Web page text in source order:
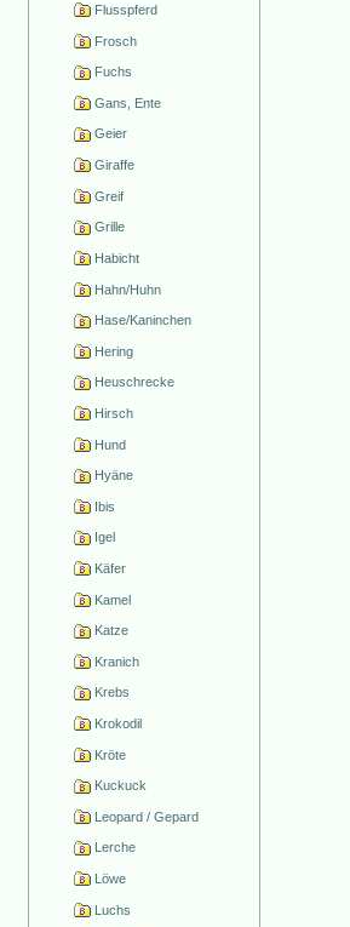
Flusspferd
Frosch
Fuchs
Gans, Ente
Geier
Giraffe
Greif
Grille
Habicht
Hahn/Huhn
Hase/Kaninchen
Hering
Heuschrecke
Hirsch
Hund
Hyäne
Ibis
Igel
Käfer
Kamel
Katze
Kranich
Krebs
Krokodil
Kröte
Kuckuck
Leopard / Gepard
Lerche
Löwe
Luchs